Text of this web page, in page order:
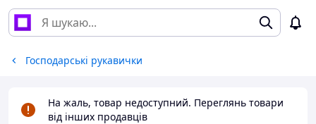
Господарські рукавички
На жаль, товар недоступний. Переглянь товари
від інших продавців